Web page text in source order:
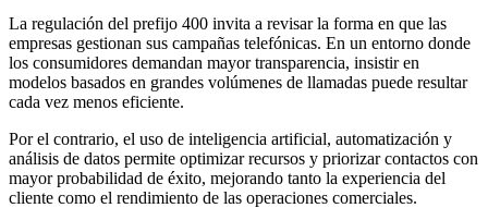
La regulación del prefijo 400 invita a revisar la forma en que las
empresas gestionan sus campañas telefónicas. En un entorno donde
los consumidores demandan mayor transparencia, insistir en
modelos basados en grandes volúmenes de llamadas puede resultar
cada vez menos eficiente.
Por el contrario, el uso de inteligencia artificial, automatización y
análisis de datos permite optimizar recursos y priorizar contactos con
mayor probabilidad de éxito, mejorando tanto la experiencia del
cliente como el rendimiento de las operaciones comerciales.